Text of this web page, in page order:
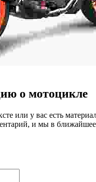
о мотоцикле
или у вас есть
и мы в